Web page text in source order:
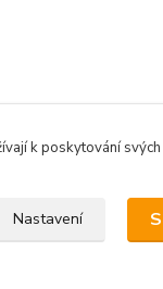
k poskytování
Nastavení